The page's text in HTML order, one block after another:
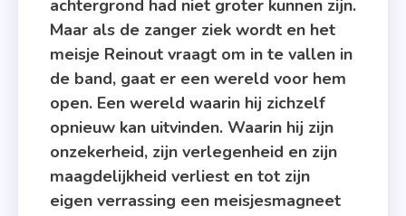
achtergrond had niet groter kunnen zijn.
Maar als de zanger ziek wordt en het
meisje Reinout vraagt om in te vallen in
de band, gaat er een wereld voor hem
open. Een wereld waarin hij zichzelf
opnieuw kan uitvinden. Waarin hij zijn
onzekerheid, zijn verlegenheid en zijn
maagdelijkheid verliest en tot zijn
eigen verrassing een meisjesmagneet